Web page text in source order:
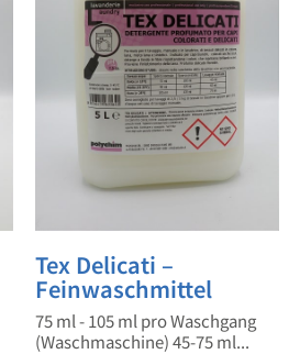
Tex Delicati –
Feinwaschmittel
75 ml - 105 ml pro Waschgang
(Waschmaschine) 45-75 ml...